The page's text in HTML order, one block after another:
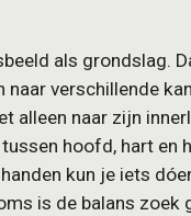
als grondslag.
verschillende
alleen naar zijn
hoofd, hart en
kun je iets
is de balans zoek